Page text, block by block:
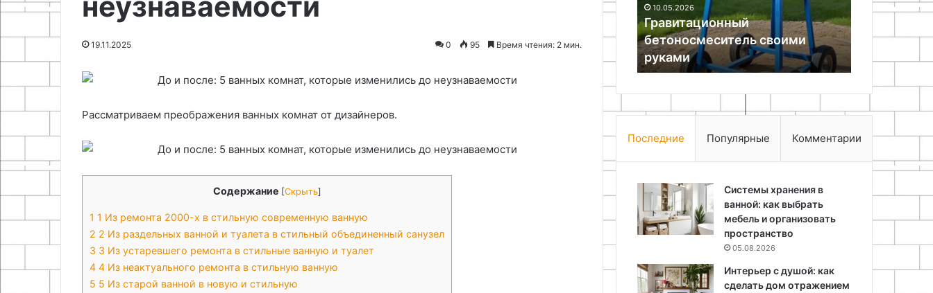
19.11.2025 0 95 Время чтения: 2 мин.
Рассматриваем преображения ванных комнат от дизайнеров.
Содержание [Скрыть]
1 1 Из ремонта 2000-х в стильную современную ванную
2 2 Из раздельных ванной и туалета в стильный объединенный санузел
3 3 Из устаревшего ремонта в стильные ванную и туалет
4 4 Из неактуального ремонта в стильную ванную
5 5 Из старой ванной в новую и стильную
25.06.2026
Национальные блюда Алтая:
обзор традиционных рецептов
руководство
28.08.2025
Как сделать 1 мощный
10.05.2026
Гравитационный
бетоносмеситель своими
руками
Как
алюминию
Последние Популярные Комментарии
Системы хранения в
ванной: как выбрать
мебель и организовать
пространство
05.08.2026
Интерьер с душой: как
сделать дом отражением